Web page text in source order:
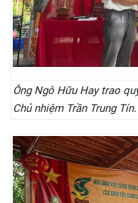
Ông Ngô Hữu Hay trao
Chủ nhiệm Trần Trung Tín.